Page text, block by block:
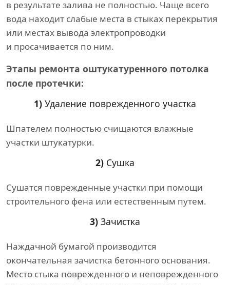
в результате залива не полностью. Чаще всего
вода находит слабые места в стыках перекрытия
или местах вывода электропроводки
и просачивается по ним.
Этапы ремонта оштукатуренного потолка
после протечки:
1) Удаление поврежденного участка
Шпателем полностью счищаются влажные
участки штукатурки.
2) Сушка
Сушатся поврежденные участки при помощи
строительного фена или естественным путем.
3) Зачистка
Наждачной бумагой производится
окончательная зачистка бетонного основания.
Место стыка поврежденного и неповрежденного